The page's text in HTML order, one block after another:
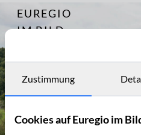
EUREGIO
IM BILD
Archiv
Kontakt
Archiv
Zustimmung
Cookies auf Euregio im